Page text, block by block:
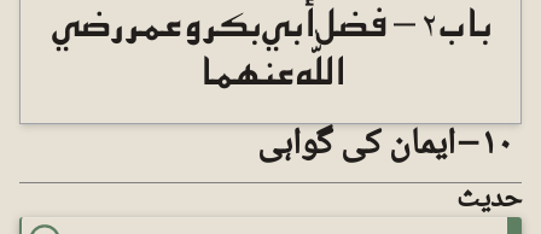
باب ٢ – فضل أبي بكر وعمر رضي
اللّٰه عنهما
١٠ – ایمان کی گواہی
حدیث